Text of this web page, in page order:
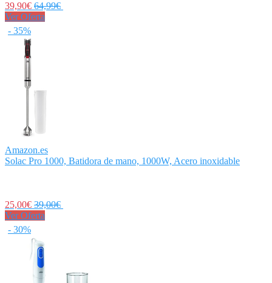
39,90€ 64,99€
Ver Oferta
- 35%
Amazon.es
Solac Pro 1000, Batidora de mano, 1000W, Acero inoxidable
25,00€ 39,00€
Ver Oferta
- 30%